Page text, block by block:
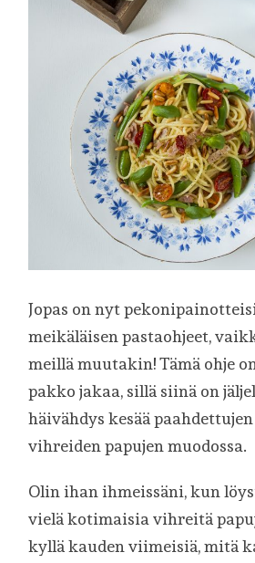
Jopas on nyt
meikäläisen pastaohjeet,
meillä muutakin! Tämä ohje
pakko jakaa, sillä siinä on
häivähdys kesää
vihreiden papujen muodossa.
Olin ihan ihmeissäni, kun
vielä kotimaisia vihreitä
kyllä kauden viimeisiä, mitä